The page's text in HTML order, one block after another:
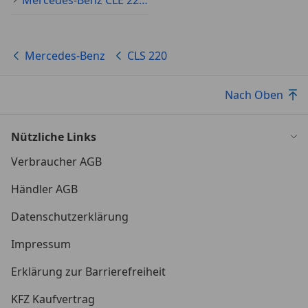
Mercedes-Benz CLS 220
Nach Oben
Nützliche Links
Verbraucher AGB
Händler AGB
Datenschutzerklärung
Impressum
Erklärung zur Barrierefreiheit
KFZ Kaufvertrag